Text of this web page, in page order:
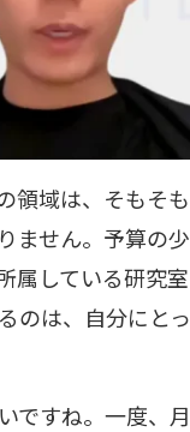
領域は、そもそ
ません。予算の
属している研究
のは、自分にと
ですね。一度、